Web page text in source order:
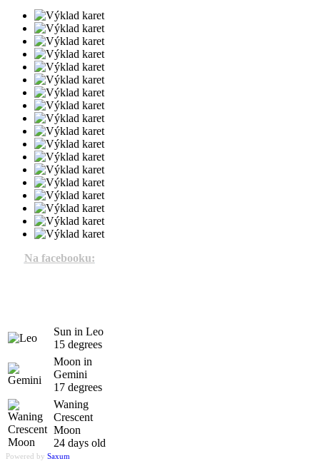
Na facebooku:
Sun in Leo
15 degrees
Moon in
Gemini
17 degrees
Waning
Crescent
Moon
24 days old
Powered by Saxum